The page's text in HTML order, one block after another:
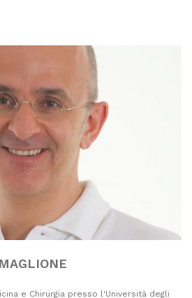
e Chirurgia presso l'Università degli